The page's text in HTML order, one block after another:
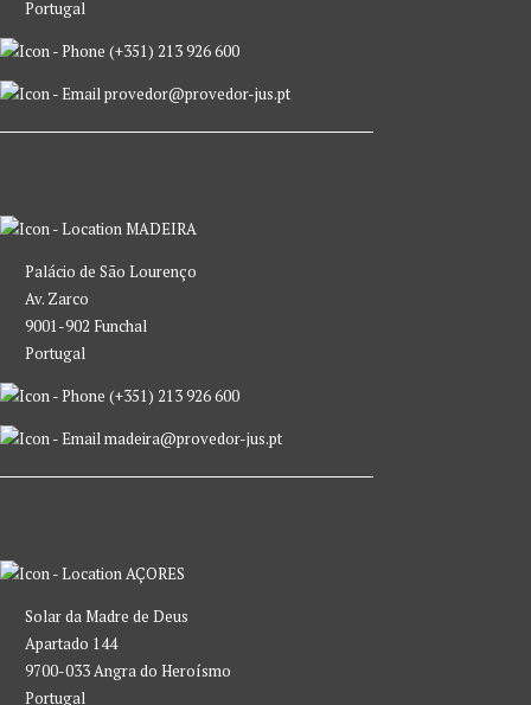
Portugal
(+351) 213 926 600
provedor@provedor-jus.pt
MADEIRA
Palácio de São Lourenço
Av. Zarco
9001-902 Funchal
Portugal
(+351) 213 926 600
madeira@provedor-jus.pt
AÇORES
Solar da Madre de Deus
Apartado 144
9700-033 Angra do Heroísmo
Portugal